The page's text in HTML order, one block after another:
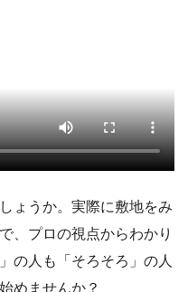
ょうか。実際に敷地をみ
、プロの視点からわかり
の人も「そろそろ」の人
めませんか？